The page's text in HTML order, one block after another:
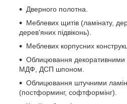
Дверного полотна.
Меблевих щитів (ламінату,
дерев'яних підвіконь).
Меблевих корпусних
Облицювання декоративними
МДФ, ДСП шпоном.
Облицювання штучними
(постформинг, софтформінг).